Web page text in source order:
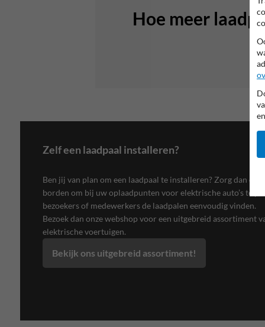
Hoe meer
Zelf een laadpaal installeren?
Ben jij van plan om een laadpaal te installeren? Zorg dan
borden om bij uw oplaadpunten voor elektrische auto’s te
bezoekers of medewerkers de laadpalen eenvoudig vinden.
Bezoek dan onze webshop voor een uitgebreid assortiment
elektrische voertuigen.
Bekijk ons uitgebreid assortiment!